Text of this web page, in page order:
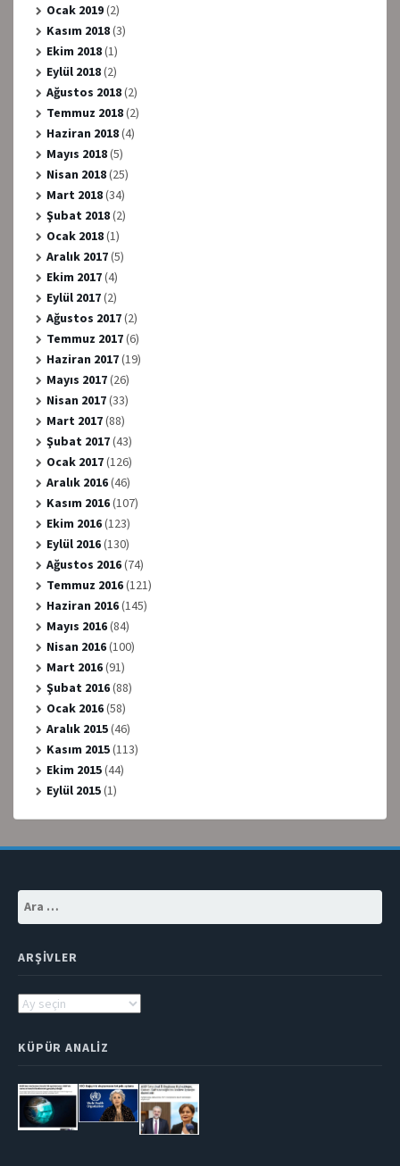
Ocak 2019(2)
Kasım 2018(3)
Ekim 2018(1)
Eylül 2018(2)
Ağustos 2018(2)
Temmuz 2018(2)
Haziran 2018(4)
Mayıs 2018(5)
Nisan 2018(25)
Mart 2018(34)
Şubat 2018(2)
Ocak 2018(1)
Aralık 2017(5)
Ekim 2017(4)
Eylül 2017(2)
Ağustos 2017(2)
Temmuz 2017(6)
Haziran 2017(19)
Mayıs 2017(26)
Nisan 2017(33)
Mart 2017(88)
Şubat 2017(43)
Ocak 2017(126)
Aralık 2016(46)
Kasım 2016(107)
Ekim 2016(123)
Eylül 2016(130)
Ağustos 2016(74)
Temmuz 2016(121)
Haziran 2016(145)
Mayıs 2016(84)
Nisan 2016(100)
Mart 2016(91)
Şubat 2016(88)
Ocak 2016(58)
Aralık 2015(46)
Kasım 2015(113)
Ekim 2015(44)
Eylül 2015(1)
Arama:
ARŞIVLER
Arşivler
KÜPÜR ANALIZ